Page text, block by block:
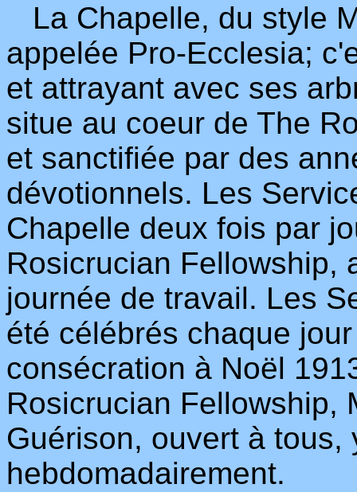
La Chapelle, du style
appelée Pro-Ecclesia;
et attrayant avec ses
situe au coeur de The
et sanctifiée par des
dévotionnels. Les
Chapelle deux fois par
Rosicrucian Fellowship,
journée de travail. Les
été célébrés chaque
consécration à Noël
Rosicrucian Fellowship,
Guérison, ouvert à tous,
hebdomadairement.